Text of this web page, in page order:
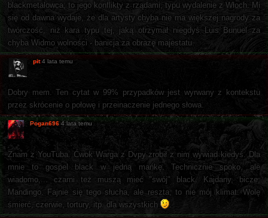
blackmetalowca, to jego konflikty z rządami, typu wydalenie z Włoch. Mi
się od dawna wydaje, że dla artysty chyba nie ma większej nagrody za
twórczość, niż kara typu tej, jaką otrzymał niegdyś Luis Bunuel za
chyba Widmo wolności - banicja za obrazę majestatu.
pit 4 lata temu
Dobry mem. Ten cytat w 99% przypadków jest wyrwany z kontekstu
przez skrócenie o połowę i przeinaczenie jednego słowa.
Pogan696 4 lata temu
Znam z YouTuba. Ćwok Warga z Dvpy zrobił z nim wywiad kiedyś. Dla
mnie to gospel black w jedną mańkę. Technicznie spoko, ale
wiadomo,... czarni też muszą mieć "swój" black. Kajdany, bicze,
Mandingo. Fajnie się tego słucha, ale reszta, to nie mój klimat. Wolę
śmierć, czerwie, tortury, itp. dla wszystkich
.